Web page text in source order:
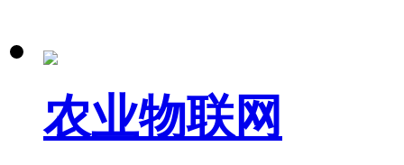
农业物联网